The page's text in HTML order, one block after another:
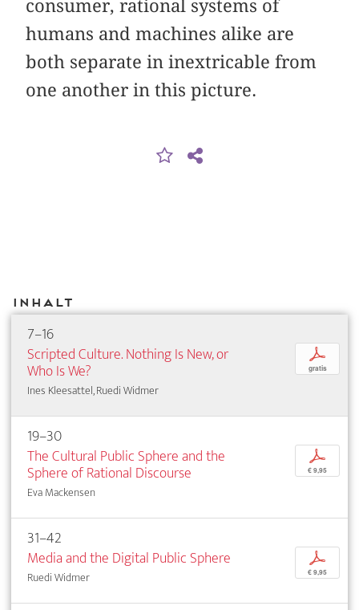
consumer, rational systems of
humans and machines alike are
both separate in inextricable from
one another in this picture.
Inhalt
7–16
Scripted Culture. Nothing Is New, or
Who Is We?
Ines Kleesattel, Ruedi Widmer
p
gratis
19–30
The Cultural Public Sphere and the
Sphere of Rational Discourse
Eva Mackensen
p
€ 9,95
31–42
Media and the Digital Public Sphere
Ruedi Widmer
p
€ 9,95